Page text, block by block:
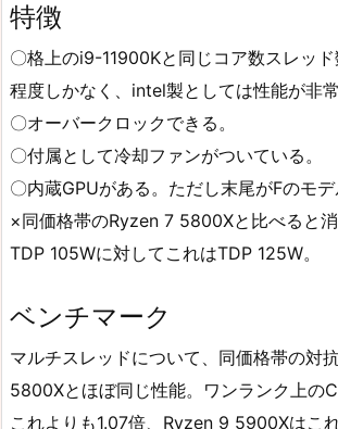
特徴
〇格上のi9-11900Kと同じコア数スレッ
程度しかなく、intel製としては性能が非常
〇オーバークロックできる。
〇付属として冷却ファンがついている。
〇内蔵GPUがある。ただし末尾がFのモデ
×同価格帯のRyzen 7 5800Xと比べると消
TDP 105Wに対してこれはTDP 125W。
ベンチマーク
マルチスレッドについて、同価格帯の対
5800Xとほぼ同じ性能。ワンランク上の
これよりも1.07倍、Ryzen 9 5900Xはこ